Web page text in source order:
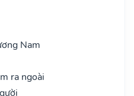
Nam
ra ngoài